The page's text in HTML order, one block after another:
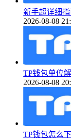
新手超详细
2026-08-08
TP钱包单位
2026-08-08
TP钱包怎么